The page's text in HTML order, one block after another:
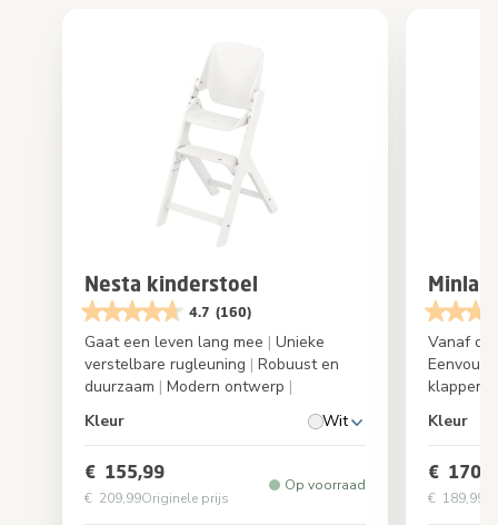
Nesta kinderstoel
4.7 (160)
Gaat een leven lang mee | Unieke
verstelbare rugleuning | Robuust en
duurzaam | Modern ontwerp |
Kleur
Wit
€ 155,99
€ 209,99Originele prijs
Op voorraad
Minla
Vanaf
klappen
Kleur
€
€ 189,99